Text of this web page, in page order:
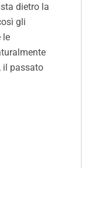
dietro la
gli
le
il passato